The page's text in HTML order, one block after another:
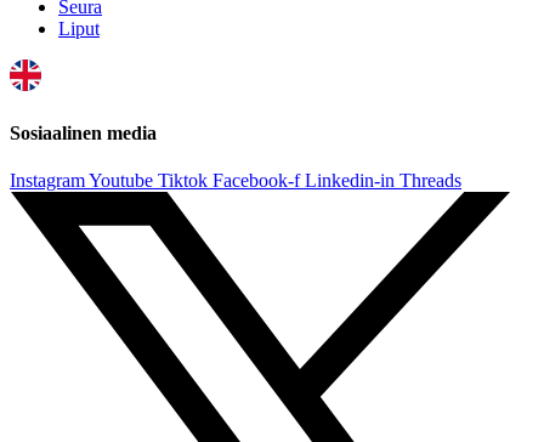
Seura
Liput
Sosiaalinen media
InstagramYoutube Tiktok Facebook-f Linkedin-in Threads